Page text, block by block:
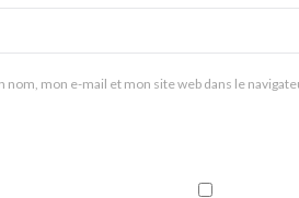
nom, mon e-mail et mon site web dans le